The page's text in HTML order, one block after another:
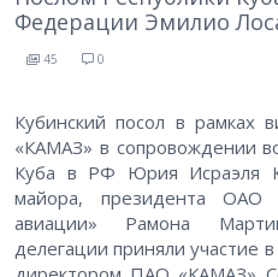
Федерации Эмилио
45 0
Кубинский посол в рамках
«КАМАЗ» в сопровождении
Куба в РФ Юрия Исраэля
майора, президента ОАО
авиации» Рамона
делегации приняли участие